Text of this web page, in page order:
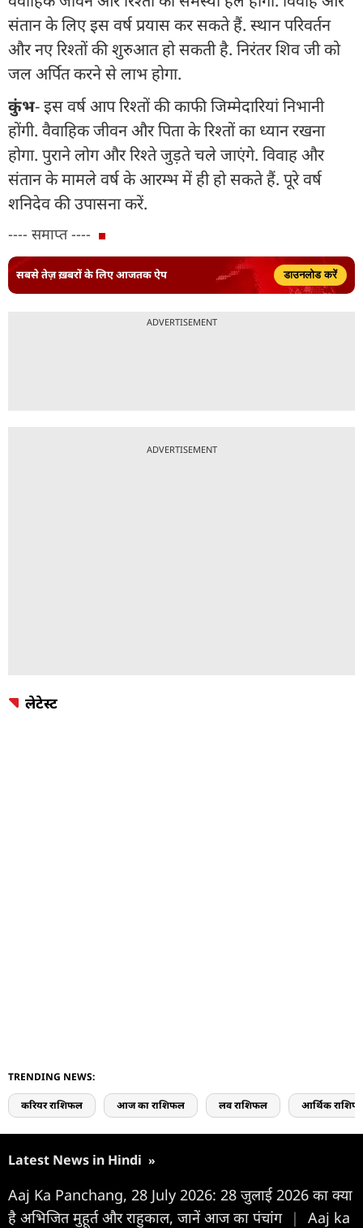
संतान के लिए इस वर्ष प्रयास कर सकते हैं. स्थान परिवर्तन
और नए रिश्तों की शुरुआत हो सकती है. निरंतर शिव जी को
जल अर्पित करने से लाभ होगा.
कुंभ- इस वर्ष आप रिश्तों की काफी जिम्मेदारियां निभानी
होंगी. वैवाहिक जीवन और पिता के रिश्तों का ध्यान रखना
होगा. पुराने लोग और रिश्ते जुड़ते चले जाएंगे. विवाह और
संतान के मामले वर्ष के आरम्भ में ही हो सकते हैं. पूरे वर्ष
शनिदेव की उपासना करें.
---- समाप्त ----
सबसे तेज़ ख़बरों के लिए आजतक ऐप डाउनलोड करें
ADVERTISEMENT
ADVERTISEMENT
लेटेस्ट
TRENDING NEWS:
करियर राशिफल आज का राशिफल लव राशिफल आर्थिक
Latest News in Hindi »
Aaj Ka Panchang, 28 July 2026: 28 जुलाई 2026 का क्या
है अभिजित मुहूर्त और राहुकाल, जानें आज का पंचांग |
Aaj ka